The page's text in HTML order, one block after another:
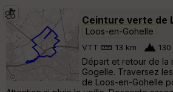
Ceinture verte de
Loos-en-Gohelle
VTT 13 km 130
Départ et retour de la
Gogelle. Traversez
de Loos-en-Gohelle